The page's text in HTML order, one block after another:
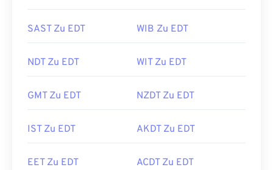
SAST Zu EDT WIB Zu EDT
NDT Zu EDT WIT Zu EDT
GMT Zu EDT NZDT Zu EDT
IST Zu EDT AKDT Zu EDT
EET Zu EDT ACDT Zu EDT